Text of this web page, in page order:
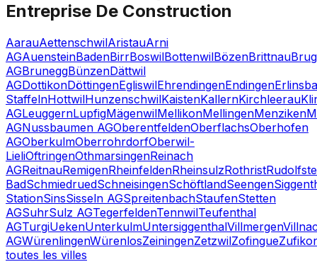
Entreprise De Construction
AarauAettenschwilAristauArni
AGAuensteinBadenBirrBoswilBottenwilBözenBrittnau
AGBruneggBünzenDättwil
AGDottikonDöttingenEgliswilEhrendingenEndingen
StaffelnHottwilHunzenschwilKaistenKallernKirchleerau
AGLeuggernLupfigMägenwilMellikonMellingenMenziken
AGNussbaumen AGOberentfeldenOberflachsOberhofen
AGOberkulmOberrohrdorfOberwil-
LieliOftringenOthmarsingenReinach
AGReitnauRemigenRheinfeldenRheinsulzRothrist
BadSchmiedruedSchneisingenSchöftlandSeengen
StationSinsSisseln AGSpreitenbachStaufenStetten
AGSuhrSulz AGTegerfeldenTennwilTeufenthal
AGTurgiUekenUnterkulmUntersiggenthalVillmergen
AGWürenlingenWürenlosZeiningenZetzwilZofingue
toutes les villes